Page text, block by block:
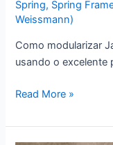
Spring, Spring
Weissmann)
Como modularizar
usando o excelente
Modularizando
com
Read More »